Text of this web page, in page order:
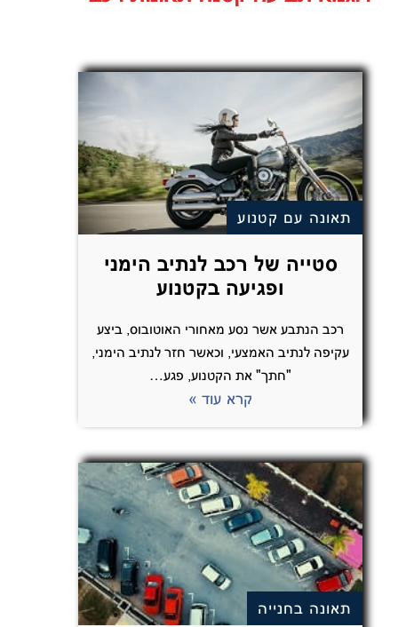
תאונה עם קטנוע
סטייה של רכב לנתיב הימני
ופגיעה בקטנוע
רכב הנתבע אשר נסע מאחורי האוטובוס, ביצע
עקיפה לנתיב האמצעי, וכאשר חזר לנתיב הימני,
"חתך" את הקטנוע, פגע…
קרא עוד »
תאונה בחנייה